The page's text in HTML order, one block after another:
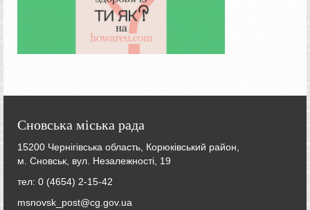
Сновська міська рада
15200 Чернігівська область, Корюківський район,
м. Сновськ, вул. Незалежності, 19
тел: 0 (4654) 2-15-42
msnovsk_post@cg.gov.ua